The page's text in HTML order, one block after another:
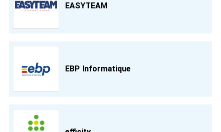
EASYTEAM
EBP Informatique